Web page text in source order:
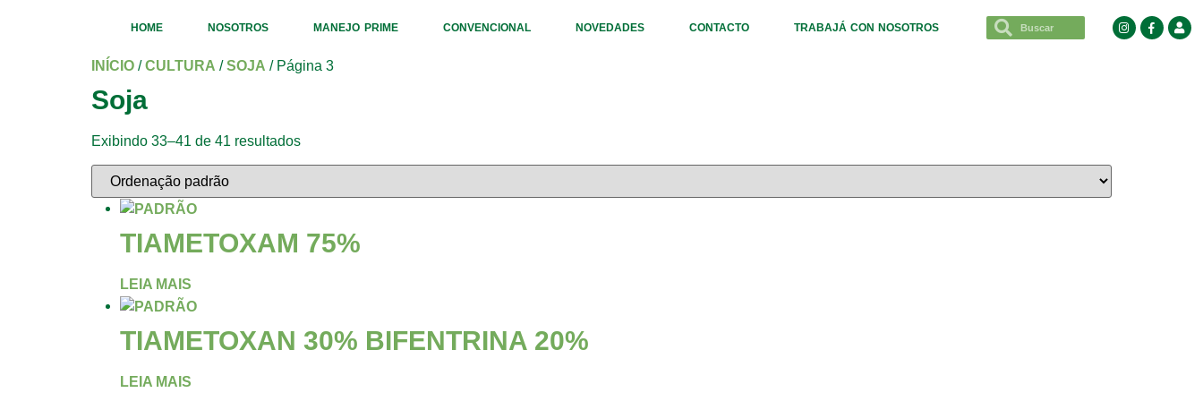
HOME NOSOTROS MANEJO PRIME CONVENCIONAL NOVEDADES CONTACTO TRABAJÁ CON NOSOTROS
INÍCIO /CULTURA /SOJA / Página 3
Soja
Exibindo 33–41 de 41 resultados
TIAMETOXAM 75%
LEIA MAIS
TIAMETOXAN 30% BIFENTRINA 20%
LEIA MAIS